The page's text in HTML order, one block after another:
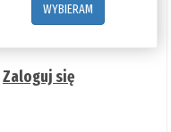
WYBIERAM
Zaloguj się